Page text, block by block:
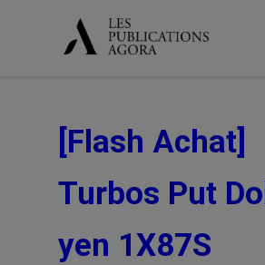
[Flash Achat]
Turbos Put
yen 1X87S